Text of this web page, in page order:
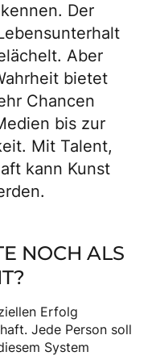
Der
Aber
bietet
Chancen
bis zur
Mit Talent,
kann Kunst
NOCH ALS
Erfolg
Jede Person soll
System